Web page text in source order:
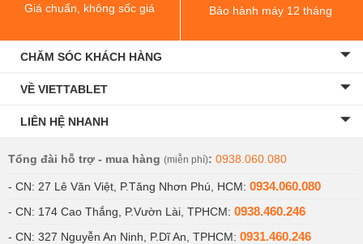
Giá chuẩn, không sốc giá Bảo hành máy 12 tháng
CHĂM SÓC KHÁCH HÀNG
VỀ VIETTABLET
LIÊN HỆ NHANH
Tổng đài hỗ trợ - mua hàng (miễn phí): 0938.060.080
- CN: 27 Lê Văn Việt, P.Tăng Nhơn Phú, HCM: 0934.060.080
- CN: 174 Cao Thắng, P.Vườn Lài, TPHCM: 0938.460.246
- CN: 327 Nguyễn An Ninh, P.Dĩ An, TPHCM: 0931.460.246